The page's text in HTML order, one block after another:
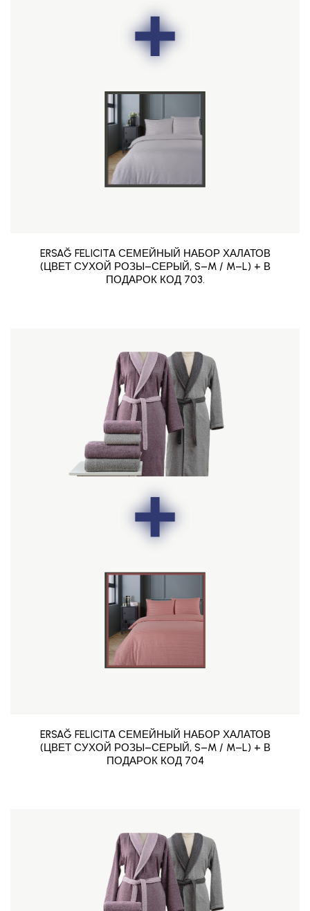
ERSAĞ FELICITA СЕМЕЙНЫЙ НАБОР ХАЛАТОВ
(ЦВЕТ СУХОЙ РОЗЫ–СЕРЫЙ, S–M / M–L) + В
ПОДАРОК КОД 703.
ERSAĞ FELICITA СЕМЕЙНЫЙ НАБОР ХАЛАТОВ
(ЦВЕТ СУХОЙ РОЗЫ–СЕРЫЙ, S–M / M–L) + В
ПОДАРОК КОД 704